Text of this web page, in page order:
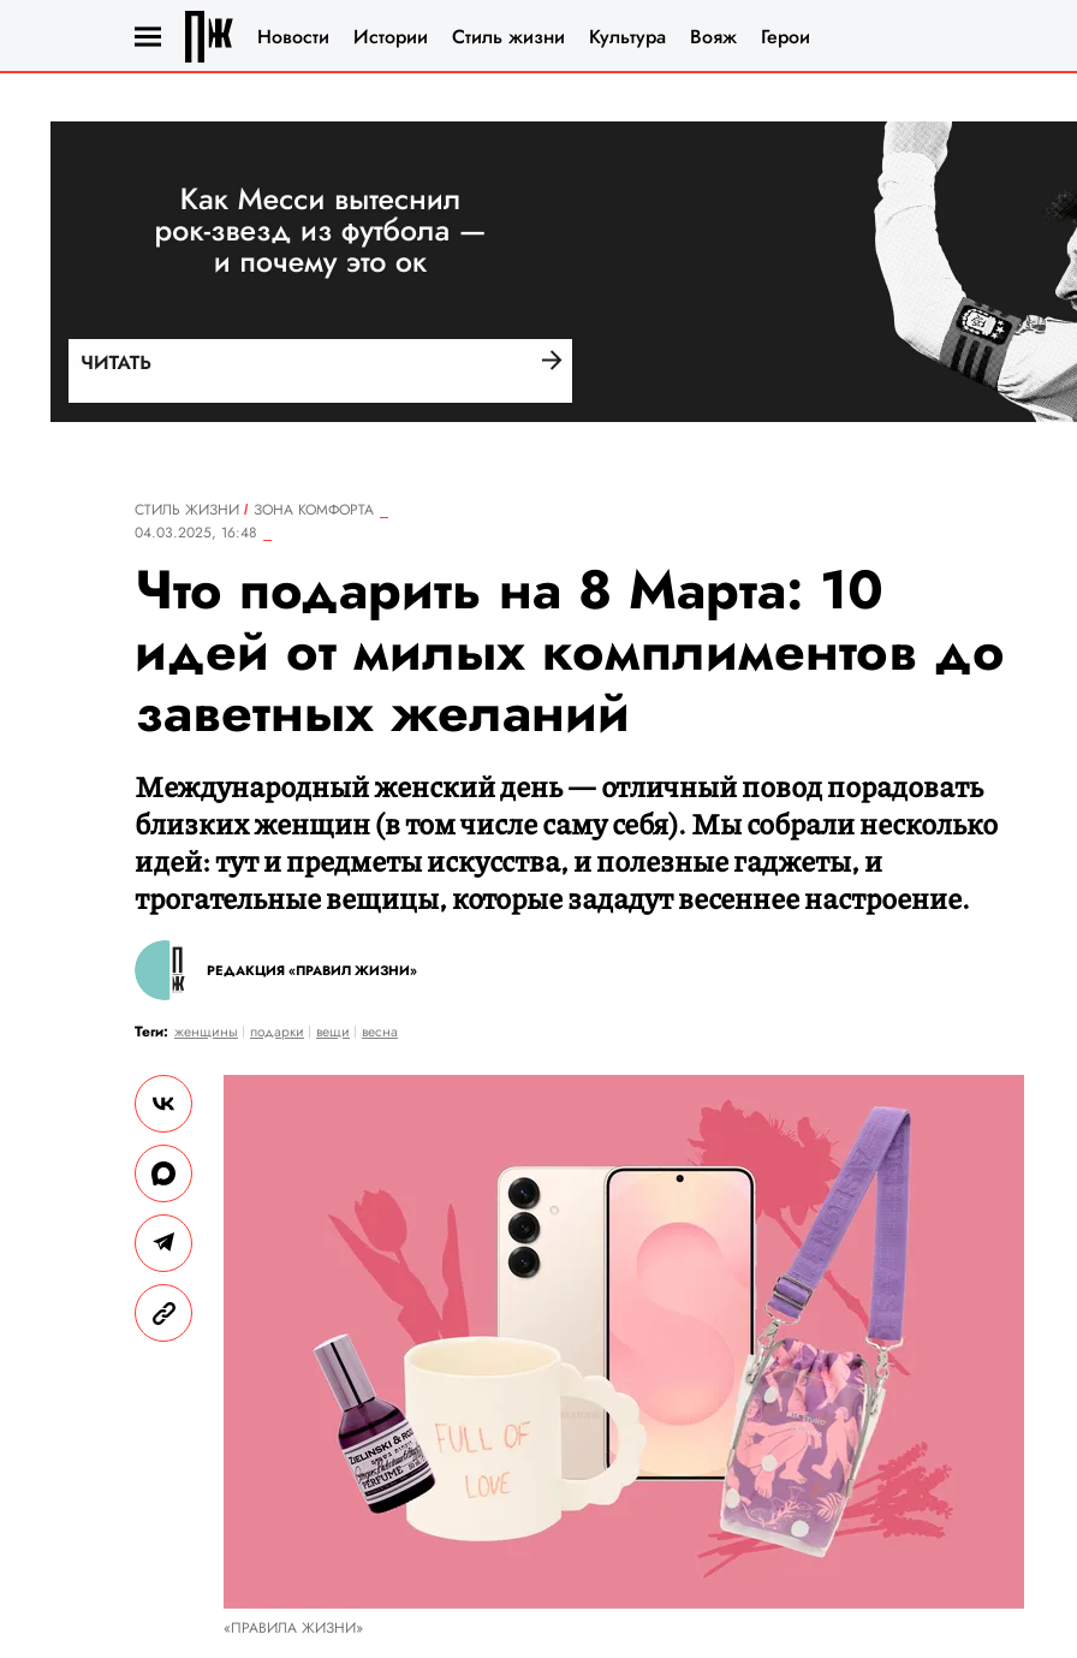
Новости Истории Стиль жизни Культура Вояж Герои
СТИЛЬ ЖИЗНИ
ЗОНА КОМФОРТА
04.03.2025, 16:48
Что подарить на 8 Марта: 10
идей от милых комплиментов до
заветных желаний
Международный женский день — отличный повод порадовать
близких женщин (в том числе саму себя). Мы собрали несколько
идей: тут и предметы искусства, и полезные гаджеты, и
трогательные вещицы, которые зададут весеннее настроение.
РЕДАКЦИЯ «ПРАВИЛ ЖИЗНИ»
Теги: женщины подарки вещи весна
«ПРАВИЛА ЖИЗНИ»